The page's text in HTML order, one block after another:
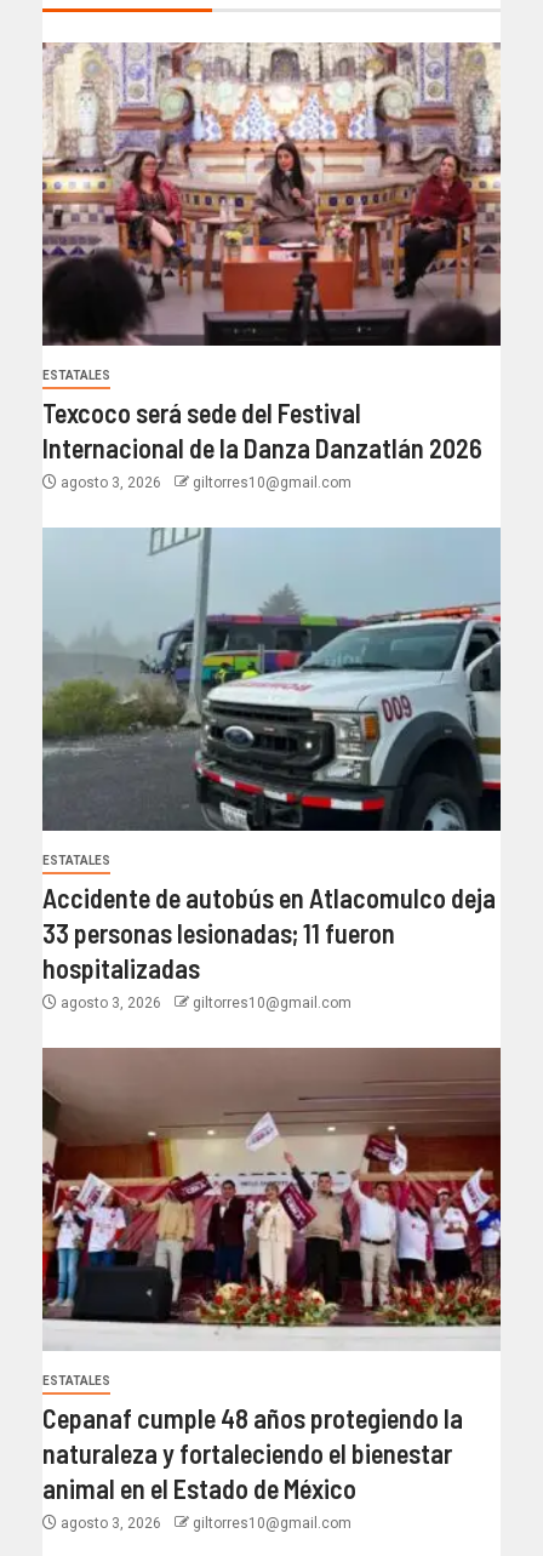
ESTATALES
Texcoco será sede del Festival
Internacional de la Danza Danzatlán 2026
agosto 3, 2026 giltorres10@gmail.com
ESTATALES
Accidente de autobús en Atlacomulco deja
33 personas lesionadas; 11 fueron
hospitalizadas
agosto 3, 2026 giltorres10@gmail.com
ESTATALES
Cepanaf cumple 48 años protegiendo la
naturaleza y fortaleciendo el bienestar
animal en el Estado de México
agosto 3, 2026 giltorres10@gmail.com